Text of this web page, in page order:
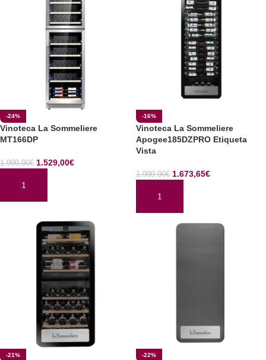
-24%
Vinoteca La Sommeliere
MT166DP
1.999,00€ 1.529,00€
AÑADIR AL CARRITO
-16%
Vinoteca La Sommeliere
Apogee185DZPRO Etiqueta
Vista
1.999,00€ 1.673,65€
AÑADIR AL CARRITO
-21% -22%